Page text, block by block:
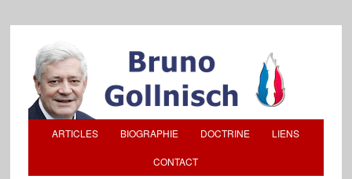
ARTICLES BIOGRAPHIE DOCTRINE LIENS
CONTACT